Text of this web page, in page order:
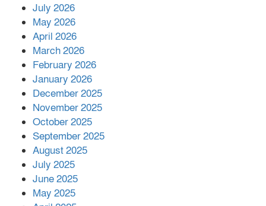
পর ফোন তারেক রহমানের,গ্যাস সঙ্কট
July 2026
May 2026
April 2026
March 2026
February 2026
January 2026
December 2025
November 2025
October 2025
September 2025
August 2025
July 2025
June 2025
May 2025